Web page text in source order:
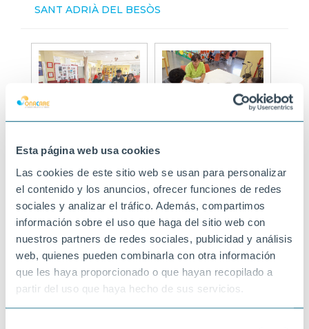
Esta página web usa cookies
Las cookies de este sitio web se usan para personalizar
el contenido y los anuncios, ofrecer funciones de redes
sociales y analizar el tráfico. Además, compartimos
información sobre el uso que haga del sitio web con
nuestros partners de redes sociales, publicidad y análisis
web, quienes pueden combinarla con otra información
que les haya proporcionado o que hayan recopilado a
partir del uso que haya hecho de sus servicios.
SANT ADRIÀ DEL BESÒS